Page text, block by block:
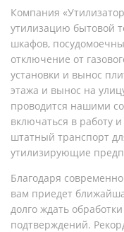
Компания
утилизацию бытовой
шкафов,
отключение от
установки и вынос
этажа и вынос на
проводится нашими
включаться в работу
штатный транспорт
утилизирующие
Благодаря
вам приедет
долго ждать
подтверждений.